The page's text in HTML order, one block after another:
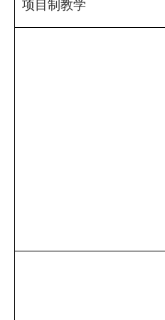
项目制教学